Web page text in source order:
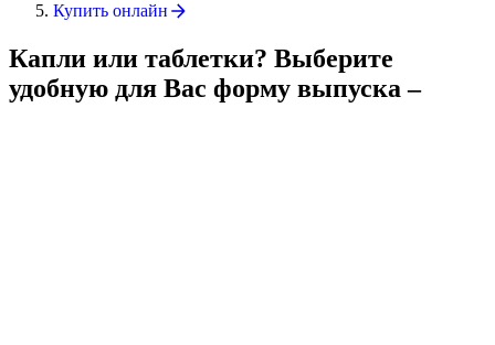
Купить онлайн
Капли или таблетки? Выберите
удобную для Вас форму выпуска –